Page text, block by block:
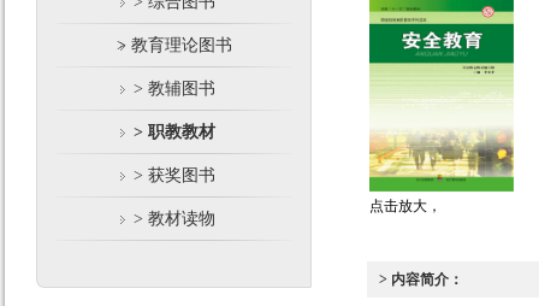
> 教育理论图书
> 教辅图书
> 职教教材
> 获奖图书
> 教材读物
点击放大，
> 内容简介：